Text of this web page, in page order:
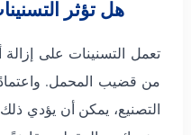
هل تؤثر
تعمل التسنينات على
من قضيب المحمل.
التصنيع، يمكن أن يؤدي